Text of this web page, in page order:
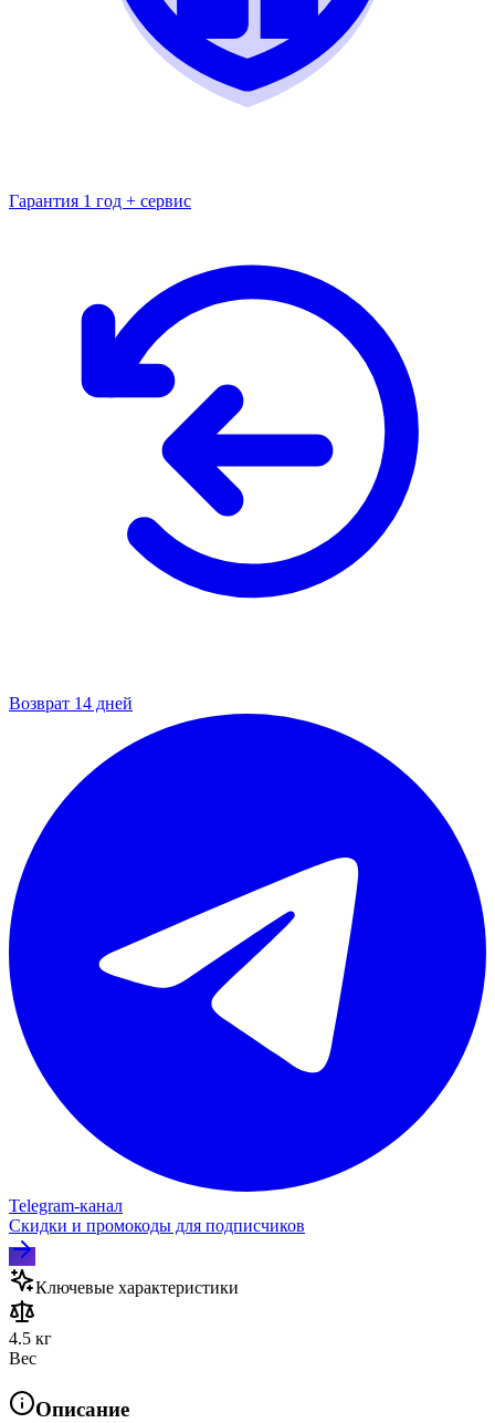
Гарантия 1 год + сервис
Возврат 14 дней
Telegram‑канал
Скидки и промокоды для подписчиков
Ключевые характеристики
4.5 кг
Вес
Описание